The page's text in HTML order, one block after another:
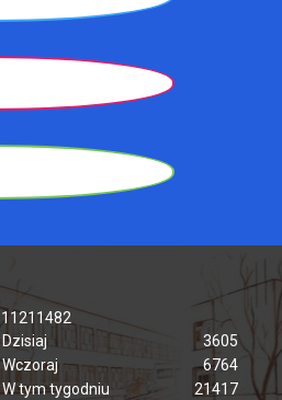
11211482
Dzisiaj
3605
Wczoraj
6764
W tym tygodniu
21417